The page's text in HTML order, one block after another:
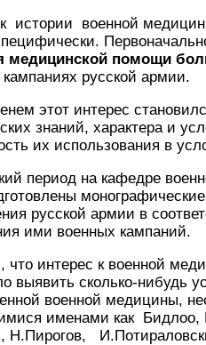
истории военной
медицинской помощи
русской армии.
этот интерес
знаний, характера и
их использования в
период на кафедре
русской армии в
ими военных кампаний.
что интерес к военной
выявить сколько-нибудь
военной медицины,
именами как Бидлоо,
Н.Пирогов,